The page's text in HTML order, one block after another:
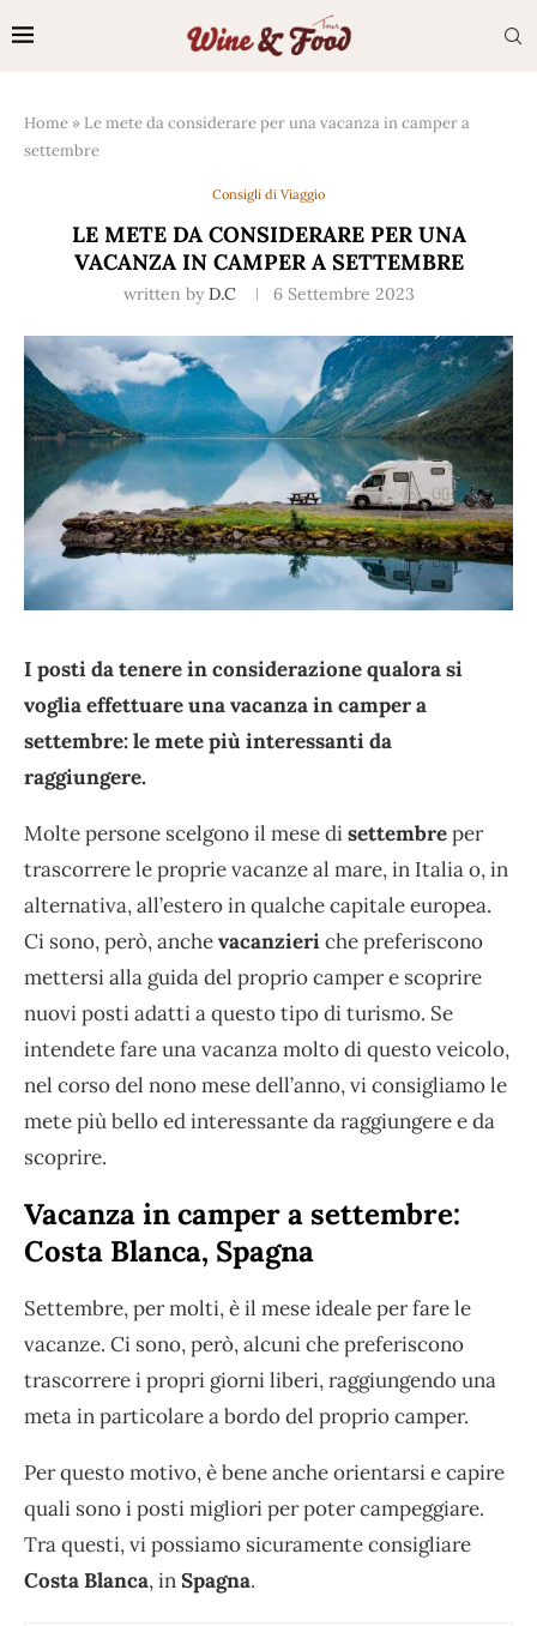
Home » Le mete da considerare per una vacanza in camper a
settembre
Consigli di Viaggio
LE METE DA CONSIDERARE PER UNA
VACANZA IN CAMPER A SETTEMBRE
written by D.C 6 Settembre 2023
I posti da tenere in considerazione qualora si
voglia effettuare una vacanza in camper a
settembre: le mete più interessanti da
raggiungere.
Molte persone scelgono il mese disettembreper
trascorrere le proprie vacanze al mare, in Italia o, in
alternativa, all’estero in qualche capitale europea.
Ci sono, però, anchevacanzieriche preferiscono
mettersi alla guida del proprio camper e scoprire
nuovi posti adatti a questo tipo di turismo. Se
intendete fare una vacanza molto di questo veicolo,
nel corso del nono mese dell’anno, vi consigliamo le
mete più bello ed interessante da raggiungere e da
scoprire.
Vacanza in camper a settembre:
Costa Blanca, Spagna
Settembre, per molti, è il mese ideale per fare le
vacanze. Ci sono, però, alcuni che preferiscono
trascorrere i propri giorni liberi, raggiungendo una
meta in particolare a bordo del proprio camper.
Per questo motivo, è bene anche orientarsi e capire
quali sono i posti migliori per poter campeggiare.
Tra questi, vi possiamo sicuramente consigliare
Costa Blanca, inSpagna.